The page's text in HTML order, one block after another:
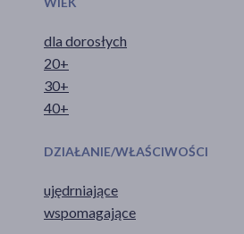
dla dorosłych
20+
30+
40+
DZIAŁANIE/WŁAŚCIWOŚCI
ujędrniające
wspomagające